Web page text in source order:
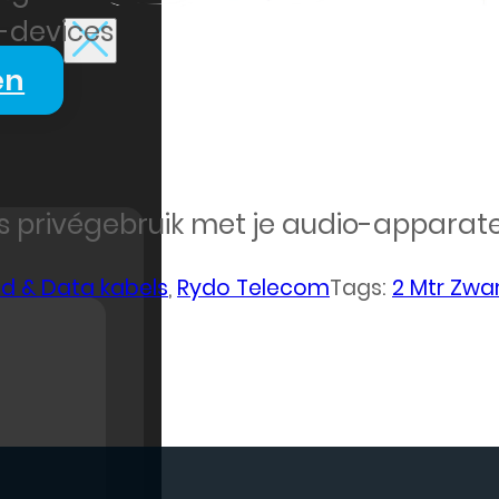
privégebruik met je audio-
& Data kabels,Rydo TelecomTags: 2 Mtr